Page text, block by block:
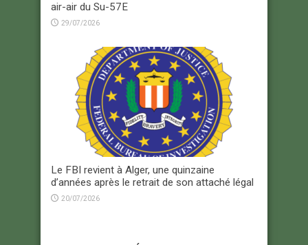
air-air du Su-57E
29/07/2026
Le FBI revient à Alger, une quinzaine
d’années après le retrait de son attaché légal
20/07/2026